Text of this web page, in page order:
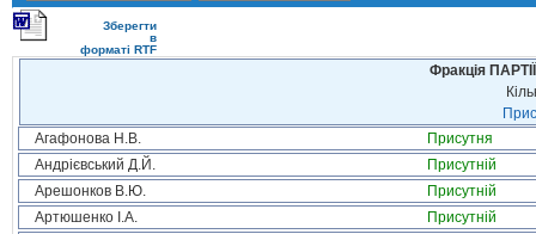
Зберегти
в
форматі RTF
Фракція
Агафонова Н.В.
Присутня
Андрієвський Д.Й.
Присутній
Арешонков В.Ю.
Присутній
Артюшенко І.А.
Присутній